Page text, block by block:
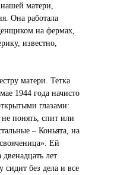
матери,
Она работала
на фермах,
известно,
матери. Тетка
1944 года начисто
глазами:
не понять, спит или
– Коньята, на
Ей
лет
сидит без дела и все